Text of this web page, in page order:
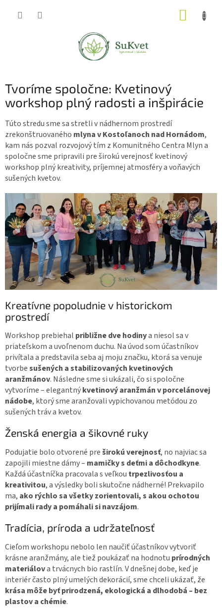
Tvoríme spoločne: Kvetinový
workshop plný radosti a inšpirácie
Túto stredu sme sa stretli v nádhernom prostredí
zrekonštruovaného mlyna v Kostoľanoch nad Hornádom,
kam nás pozval rozvojový tím z Komunitného Centra Mlyn a
spoločne sme pripravili pre širokú verejnosť kvetinový
workshop plný kreativity, príjemnej atmosféry a voňavých
sušených kvetov.
Kreatívne popoludnie v historickom
prostredí
Workshop prebiehal približne dve hodinya niesol sa v
priateľskom a uvoľnenom duchu. Na úvod som účastníkov
privítala a predstavila seba aj moju značku, ktorá sa venuje
tvorbesušených a stabilizovaných kvetinových
aranžmánov. Následne sme si ukázali, čo si spoločne
vytvoríme – elegantnýkvetinový aranžmán v porcelánovej
nádobe, ktorý sme aranžovali vypichovanou metódou zo
sušených tráv a kvetov.
Ženská energia a šikovné ruky
Podujatie bolo otvorené preširokú verejnosť, no najviac sa
zapojili miestne dámy – mamičky s deťmi a dôchodkyne.
Každá účastníčka pracovala s veľkou trpezlivosťou a
kreativitou, a výsledky boli skutočne nádherné! Prekvapilo
ma, ako rýchlo sa všetky zorientovali, s akou ochotou
prijímali rady a pomáhali si navzájom.
Tradícia, príroda a udržateľnosť
Cieľom workshopu nebolo len naučiť účastníkov vytvoriť
krásne aranžmány, ale tiež poukázať na hodnotu prírodných
materiálova trvácnych bio rastlín. V dnešnej dobe, keď je
interiér často plný umelých dekorácií, sme chceli ukázať, že
krása môže byť prirodzená, ekologická a dlhodobá – bez
plastov a chémie.